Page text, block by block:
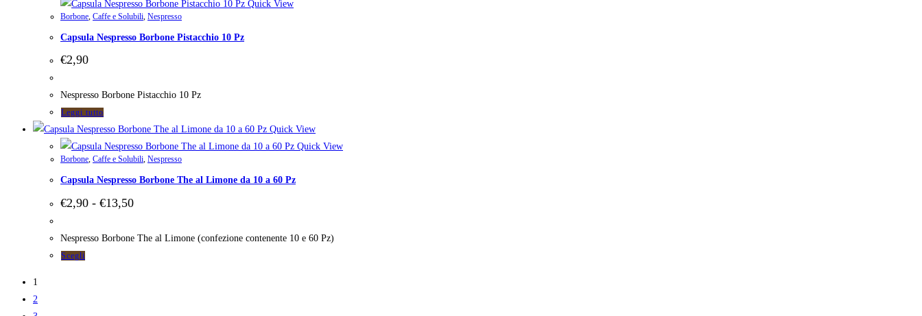
più
varianti.
Le
opzioni
essere
scelte
pagina
del
prodotto
Quick View
Borbone, Caffe e Solubili, Nespresso
Capsula Nespresso Borbone Pistacchio 10 Pz
€2,90
Nespresso Borbone Pistacchio 10 Pz
Leggi tutto
Quick View
Quick View
Borbone, Caffe e Solubili, Nespresso
Capsula Nespresso Borbone The al Limone da 10 a 60 Pz
€2,90 - €13,50Fascia
da
Nespresso Borbone The al Limone (confezione contenente 10 e 60 Pz)
Scegli
1
2